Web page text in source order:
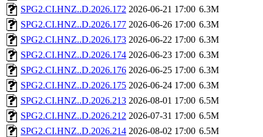
SPG2.CI.HNZ..D.2026.172 2026-06-21 17:00 6.3M
SPG2.CI.HNZ..D.2026.177 2026-06-26 17:00 6.3M
SPG2.CI.HNZ..D.2026.173 2026-06-22 17:00 6.3M
SPG2.CI.HNZ..D.2026.174 2026-06-23 17:00 6.3M
SPG2.CI.HNZ..D.2026.176 2026-06-25 17:00 6.3M
SPG2.CI.HNZ..D.2026.175 2026-06-24 17:00 6.3M
SPG2.CI.HNZ..D.2026.213 2026-08-01 17:00 6.5M
SPG2.CI.HNZ..D.2026.212 2026-07-31 17:00 6.5M
SPG2.CI.HNZ..D.2026.214 2026-08-02 17:00 6.5M